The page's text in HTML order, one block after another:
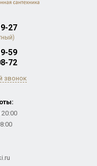
27
59
72
звонок